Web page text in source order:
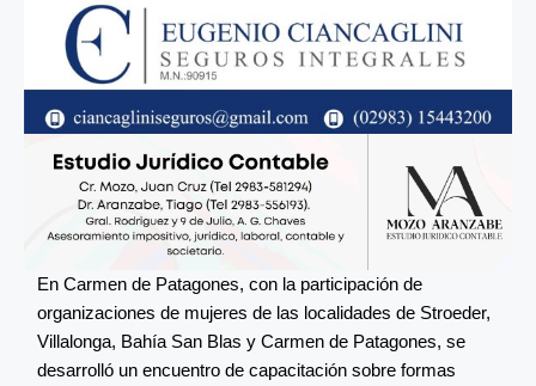
En Carmen de Patagones, con la participación de
organizaciones de mujeres de las localidades de Stroeder,
Villalonga, Bahía San Blas y Carmen de Patagones, se
desarrolló un encuentro de capacitación sobre formas